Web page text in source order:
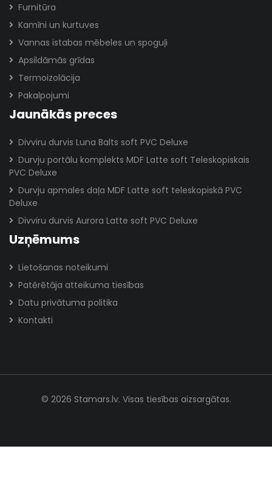
Furnitūra
Kamīni un kurtuves
Vannas istabas mēbeles un spoguļi
Apsildāmās grīdas
Termoizolācija
Pakalpojumi
Jaunākās preces
Divviru durvis Luna Balts soft PVC Deluxe
Durvju portālu komplekts MDF Latte soft Teleskopiskais
PVC Deluxe
Durvju apmales daļa MDF Latte soft teleskopiskā PVC
Deluxe
Divviru durvis Aurora Latte soft PVC Deluxe
Uzņēmums
Lietošanas noteikumi
Patērētāja atteikuma tiesības
Datu privātuma politika
Kontakti
© 2026 Stamars.lv. Visas tiesības aizsargātas.